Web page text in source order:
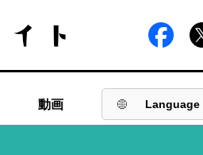
動画 Language